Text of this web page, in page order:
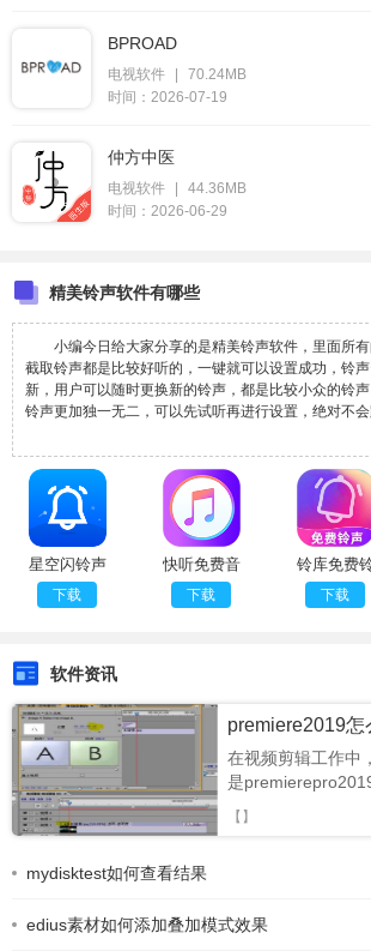
BPROAD
电视软件
70.24MB
时间：2026-07-19
仲方中医
电视软件
44.36MB
时间：2026-06-29
精美铃声软件有哪些
小编今日给大家分享的是精美铃声软件，里面所有
截取铃声都是比较好听的，一键就可以设置成功，铃
新，用户可以随时更换新的铃声，都是比较小众的铃
铃声更加独一无二，可以先试听再进行设置，绝对不会
星空闪铃声
手机版
下载
快听免费音
乐大全安卓
正版
下载
铃库免费
声自定义版
下载
软件资讯
premiere2019
在视频剪辑工作中
是
pr2019）中非常
提取画面做视频封
不同场景的操作
意事项多个
【】
mydisktest如何查看结果
edius素材如何添加叠加模式效果